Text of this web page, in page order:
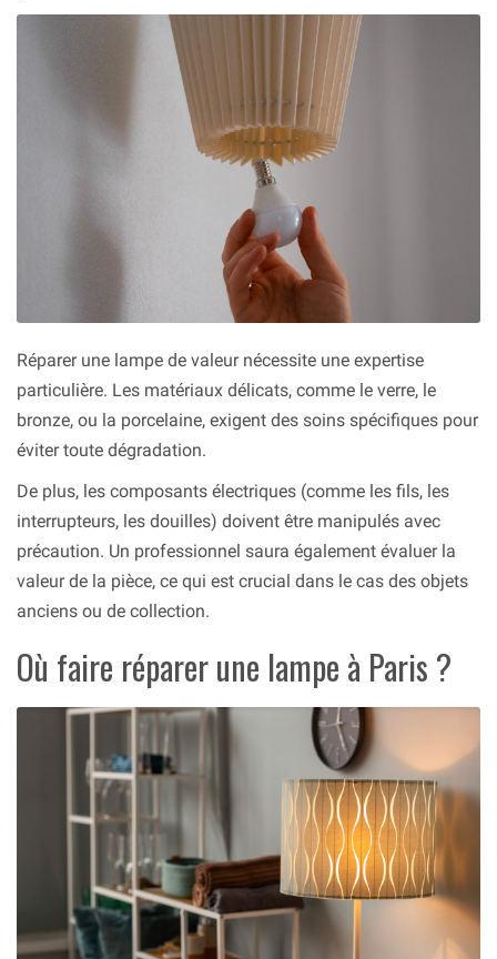
Réparer une lampe de valeur nécessite une expertise
particulière. Les matériaux délicats, comme le verre, le
bronze, ou la porcelaine, exigent des soins spécifiques pour
éviter toute dégradation.
De plus, les composants électriques (comme les fils, les
interrupteurs, les douilles) doivent être manipulés avec
précaution. Un professionnel saura également évaluer la
valeur de la pièce, ce qui est crucial dans le cas des objets
anciens ou de collection.
Où faire réparer une lampe à Paris ?